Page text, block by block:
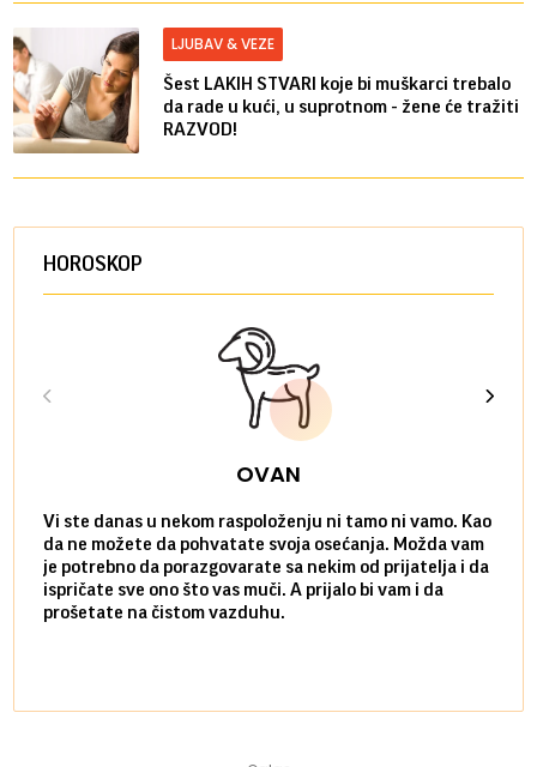
LJUBAV & VEZE
Šest LAKIH STVARI koje bi muškarci trebalo
da rade u kući, u suprotnom - žene će tražiti
RAZVOD!
HOROSKOP
OVAN
Vi ste danas u nekom raspoloženju ni tamo ni vamo. Kao
da ne možete da pohvatate svoja osećanja. Možda vam
je potrebno da porazgovarate sa nekim od prijatelja i da
ispričate sve ono što vas muči. A prijalo bi vam i da
prošetate na čistom vazduhu.